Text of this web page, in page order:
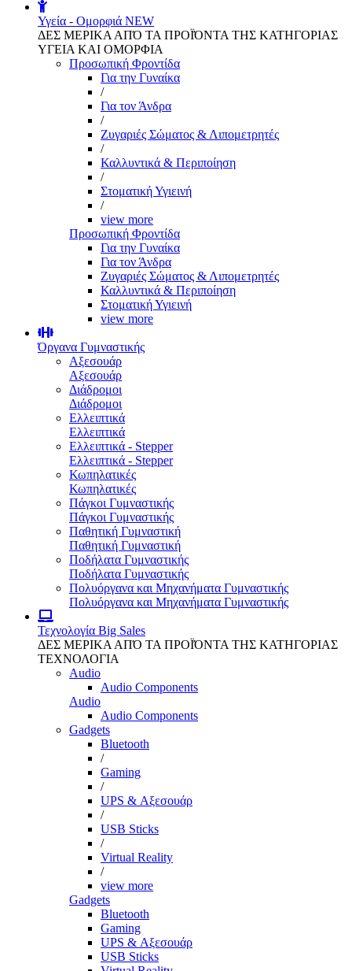
Υγεία - Ομορφιά NEW
ΔΕΣ ΜΕΡΙΚΑ ΑΠΌ ΤΑ ΠΡΟΪΌΝΤΑ ΤΗΣ ΚΑΤΗΓΟΡΙΑΣ
ΥΓΕΙΑ ΚΑΙ ΟΜΟΡΦΙΑ
Προσωπική Φροντίδα
Για την Γυναίκα
/
Για τον Άνδρα
/
Ζυγαριές Σώματος & Λιπομετρητές
/
Καλλυντικά & Περιποίηση
/
Στοματική Υγιεινή
/
view more
Προσωπική Φροντίδα
Για την Γυναίκα
Για τον Άνδρα
Ζυγαριές Σώματος & Λιπομετρητές
Καλλυντικά & Περιποίηση
Στοματική Υγιεινή
view more
Όργανα Γυμναστικής
Αξεσουάρ
Αξεσουάρ
Διάδρομοι
Διάδρομοι
Ελλειπτικά
Ελλειπτικά
Ελλειπτικά - Stepper
Ελλειπτικά - Stepper
Κωπηλατικές
Κωπηλατικές
Πάγκοι Γυμναστικής
Πάγκοι Γυμναστικής
Παθητική Γυμναστική
Παθητική Γυμναστική
Ποδήλατα Γυμναστικής
Ποδήλατα Γυμναστικής
Πολυόργανα και Μηχανήματα Γυμναστικής
Πολυόργανα και Μηχανήματα Γυμναστικής
Τεχνολογία Big Sales
ΔΕΣ ΜΕΡΙΚΑ ΑΠΌ ΤΑ ΠΡΟΪΌΝΤΑ ΤΗΣ ΚΑΤΗΓΟΡΙΑΣ
ΤΕΧΝΟΛΟΓΙΑ
Audio
Audio Components
Audio
Audio Components
Gadgets
Bluetooth
/
Gaming
/
UPS & Αξεσουάρ
/
USB Sticks
/
Virtual Reality
/
view more
Gadgets
Bluetooth
Gaming
UPS & Αξεσουάρ
USB Sticks